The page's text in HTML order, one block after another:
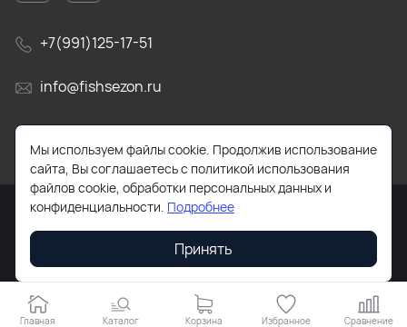
+7(991)125-17-51
info@fishsezon.ru
105484, г. Москва, 16-я Парковая улица, 26к4
2026 © Все права защищены. Работает наReadyScript
Главная Каталог Корзина Избранное Сравнение
Мы используем файлы cookie. Продолжив использование
сайта, Вы соглашаетесь с политикой использования
файлов cookie, обработки персональных данных и
конфиденциальности. Подробнее
Принять